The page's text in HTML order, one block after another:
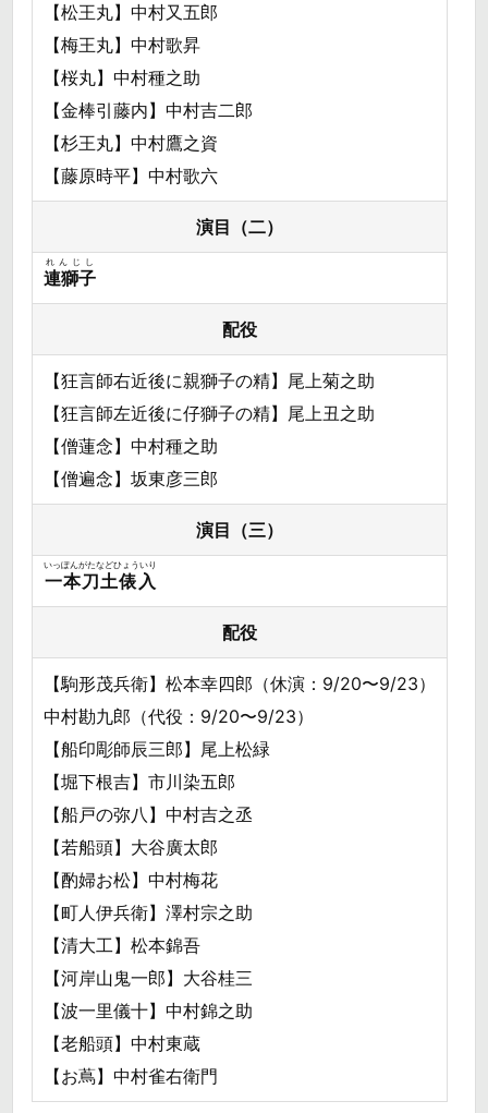
【松王丸】中村又五郎
【梅王丸】中村歌昇
【桜丸】中村種之助
【金棒引藤内】中村吉二郎
【杉王丸】中村鷹之資
【藤原時平】中村歌六
演目（二）
連獅子
れんじし
配役
【狂言師右近後に親獅子の精】尾上菊之助
【狂言師左近後に仔獅子の精】尾上丑之助
【僧蓮念】中村種之助
【僧遍念】坂東彦三郎
演目（三）
一本刀土俵入
いっぽんがたなどひょういり
配役
【駒形茂兵衛】松本幸四郎（休演：9/20〜9/23）
中村勘九郎（代役：9/20〜9/23）
【船印彫師辰三郎】尾上松緑
【堀下根吉】市川染五郎
【船戸の弥八】中村吉之丞
【若船頭】大谷廣太郎
【酌婦お松】中村梅花
【町人伊兵衛】澤村宗之助
【清大工】松本錦吾
【河岸山鬼一郎】大谷桂三
【波一里儀十】中村錦之助
【老船頭】中村東蔵
【お蔦】中村雀右衛門